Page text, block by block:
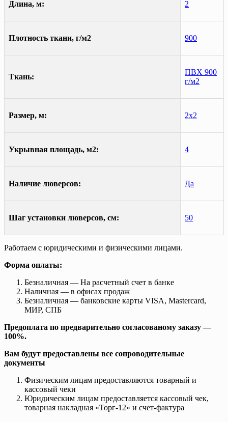
Длина, м: 2
Плотность ткани, г/м2 900
Ткань:
ПВХ 900
г/м2
Размер, м: 2х2
Укрывная площадь, м2: 4
Наличие люверсов: Да
Шаг установки люверсов, см: 50
Работаем с юридическими и физическими лицами.
Форма оплаты:
Безналичная — На расчетный счет в банке
Наличная — в офисах продаж
Безналичная — банковские карты VISA, Mastercard,
МИР, СПБ
Предоплата по предварительно согласованому заказу —
100%.
Вам будут предоставлены все сопроводительные
документы
Физическим лицам предоставляются товарный и
кассовый чеки
Юридическим лицам предоставляется кассовый чек,
товарная накладная «Торг-12» и счет-фактура